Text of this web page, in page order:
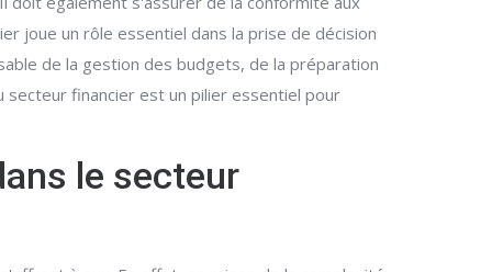
joue un rôle essentiel dans la prise de décision
de la gestion des budgets, de la préparation
financier est un pilier essentiel pour
le secteur